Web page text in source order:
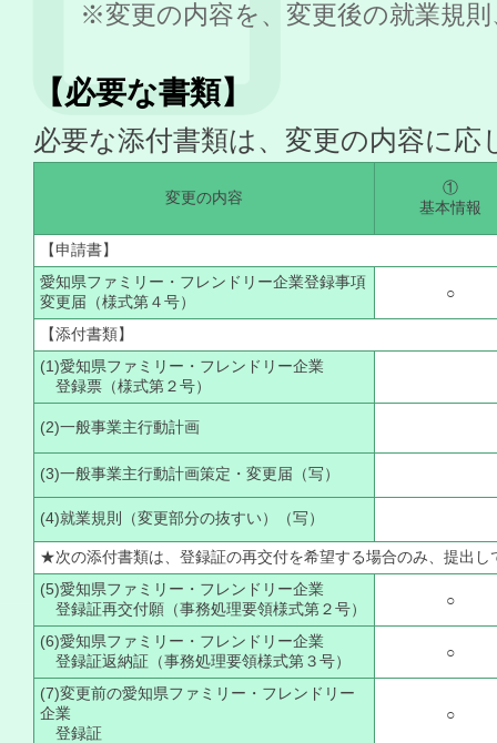
※変更の内容を、変更後の就業規
【必要な書類】
必要な添付書類は、変更の内容に
変更の内容
①
基本情報
【申請書】
愛知県ファミリー・フレンドリー企業登録事項
変更届（様式第４号）
○
【添付書類】
(1)愛知県ファミリー・フレンドリー企業
登録票（様式第２号）
(2)一般事業主行動計画
(3)一般事業主行動計画策定・変更届（写）
(4)就業規則（変更部分の抜すい）（写）
★次の添付書類は、登録証の再交付を希望する場合のみ、提出し
(5)愛知県ファミリー・フレンドリー企業
登録証再交付願（事務処理要領様式第２号）
○
(6)愛知県ファミリー・フレンドリー企業
登録証返納証（事務処理要領様式第３号）
○
(7)変更前の愛知県ファミリー・フレンドリー
企業
登録証
○